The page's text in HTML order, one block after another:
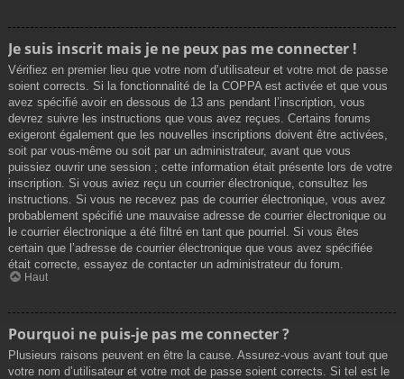
Je suis inscrit mais je ne peux pas me connecter !
Vérifiez en premier lieu que votre nom d’utilisateur et votre mot de passe
soient corrects. Si la fonctionnalité de la COPPA est activée et que vous
avez spécifié avoir en dessous de 13 ans pendant l’inscription, vous
devrez suivre les instructions que vous avez reçues. Certains forums
exigeront également que les nouvelles inscriptions doivent être activées,
soit par vous-même ou soit par un administrateur, avant que vous
puissiez ouvrir une session ; cette information était présente lors de votre
inscription. Si vous aviez reçu un courrier électronique, consultez les
instructions. Si vous ne recevez pas de courrier électronique, vous avez
probablement spécifié une mauvaise adresse de courrier électronique ou
le courrier électronique a été filtré en tant que pourriel. Si vous êtes
certain que l’adresse de courrier électronique que vous avez spécifiée
était correcte, essayez de contacter un administrateur du forum.
Haut
Pourquoi ne puis-je pas me connecter ?
Plusieurs raisons peuvent en être la cause. Assurez-vous avant tout que
votre nom d’utilisateur et votre mot de passe soient corrects. Si tel est le